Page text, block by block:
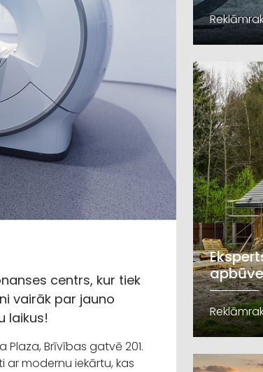
centrs, kur tiek
vairāk par jauno
laikus!
Brīvības gatvē 201.
ar modernu iekārtu, kas